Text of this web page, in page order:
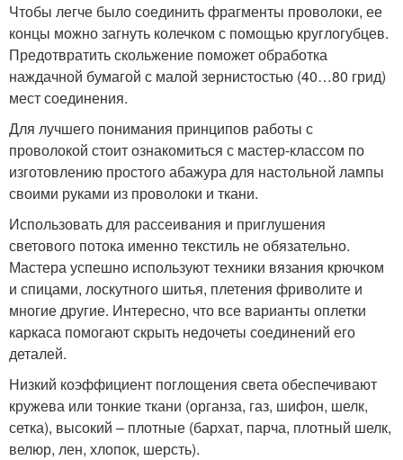
Чтобы легче было соединить фрагменты проволоки, ее
концы можно загнуть колечком с помощью круглогубцев.
Предотвратить скольжение поможет обработка
наждачной бумагой с малой зернистостью (40…80 грид)
мест соединения.
Для лучшего понимания принципов работы с
проволокой стоит ознакомиться с мастер-классом по
изготовлению простого абажура для настольной лампы
своими руками из проволоки и ткани.
Использовать для рассеивания и приглушения
светового потока именно текстиль не обязательно.
Мастера успешно используют техники вязания крючком
и спицами, лоскутного шитья, плетения фриволите и
многие другие. Интересно, что все варианты оплетки
каркаса помогают скрыть недочеты соединений его
деталей.
Низкий коэффициент поглощения света обеспечивают
кружева или тонкие ткани (органза, газ, шифон, шелк,
сетка), высокий – плотные (бархат, парча, плотный шелк,
велюр, лен, хлопок, шерсть).